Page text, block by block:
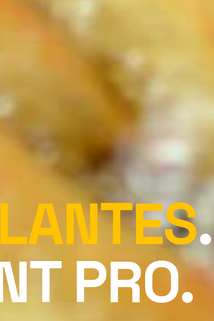
.
PRO.